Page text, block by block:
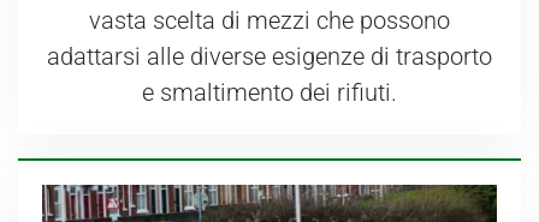
vasta scelta di mezzi che possono
adattarsi alle diverse esigenze di trasporto
e smaltimento dei rifiuti.